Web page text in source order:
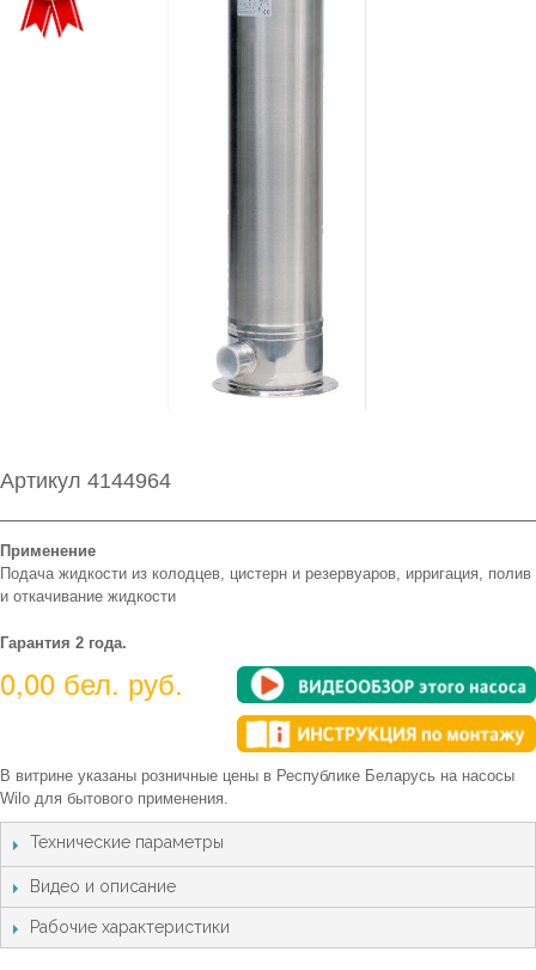
Артикул 4144964
Применение
Подача жидкости из колодцев, цистерн и резервуаров, ирригация, полив
и откачивание жидкости
Гарантия 2 года.
0,00 бел. руб.
В витрине указаны розничные цены в Республике Беларусь на насосы
Wilo для бытового применения.
Технические параметры
Видео и описание
Рабочие характеристики